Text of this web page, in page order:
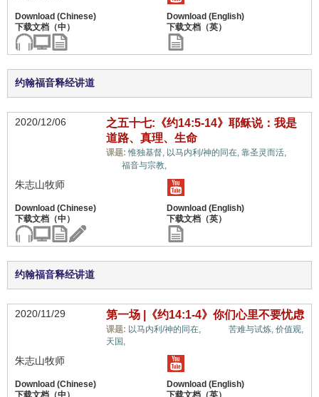
约翰福音释经讲道
2020/12/06
之五十七:《约14:5-14》耶稣说：我是
道路、真理、生命
课题:惟独基督, 以马内利/神的同在, 靠圣灵而活,
福音与宗教,
朱志山牧师
约翰福音释经讲道
2020/11/29 第一场 |《约14:1-4》你们心里不要忧虑
课题: 以马内利/神的同在, 苦难与试炼, 价值观,
天国,
朱志山牧师